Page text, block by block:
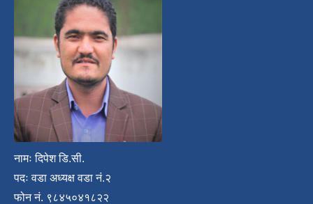
नामः दिपेश डि.सी.
पदः वडा अध्यक्ष वडा नं.२
फोन नं. ९८४५०४१८२२